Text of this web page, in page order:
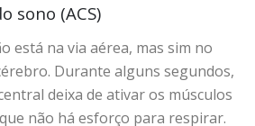
sono (ACS)
está na via aérea, mas sim no
Durante alguns segundos,
deixa de ativar os músculos
não há esforço para respirar.